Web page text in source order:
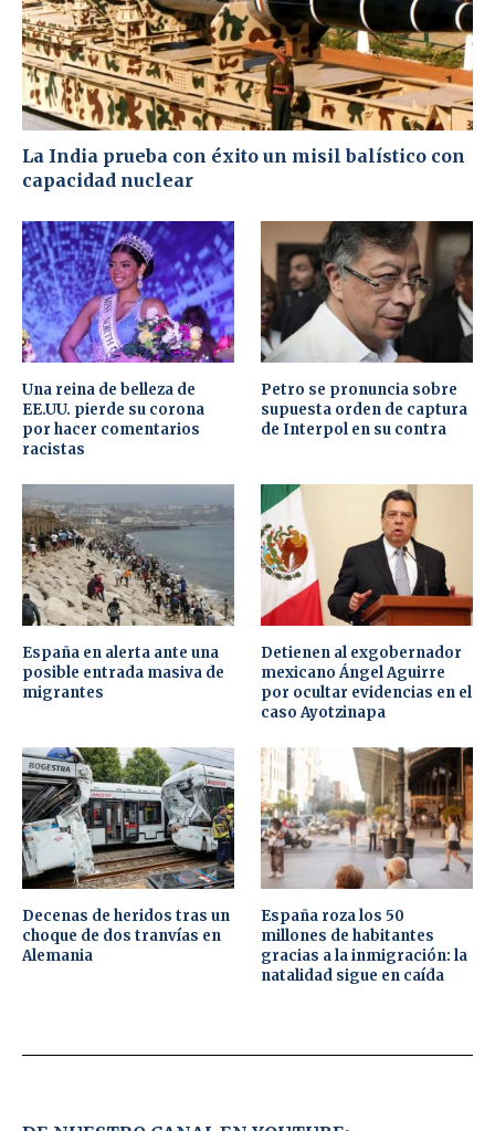
La India prueba con éxito un misil balístico con
capacidad nuclear
Una reina de belleza de
EE.UU. pierde su corona
por hacer comentarios
racistas
Petro se pronuncia sobre
supuesta orden de captura
de Interpol en su contra
España en alerta ante una
posible entrada masiva de
migrantes
Detienen al exgobernador
mexicano Ángel Aguirre
por ocultar evidencias en el
caso Ayotzinapa
Decenas de heridos tras un
choque de dos tranvías en
Alemania
España roza los 50
millones de habitantes
gracias a la inmigración: la
natalidad sigue en caída